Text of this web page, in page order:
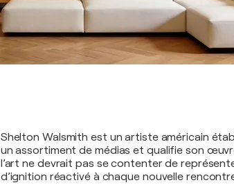
Shelton Walsmith est un artiste américain
un assortiment de médias et qualifie son
l’art ne devrait pas se contenter de
d’ignition réactivé à chaque nouvelle